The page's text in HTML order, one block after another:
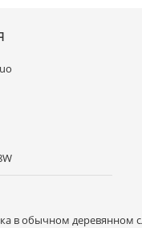
в обычном деревянном